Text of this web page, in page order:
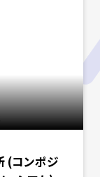
(コンポジ